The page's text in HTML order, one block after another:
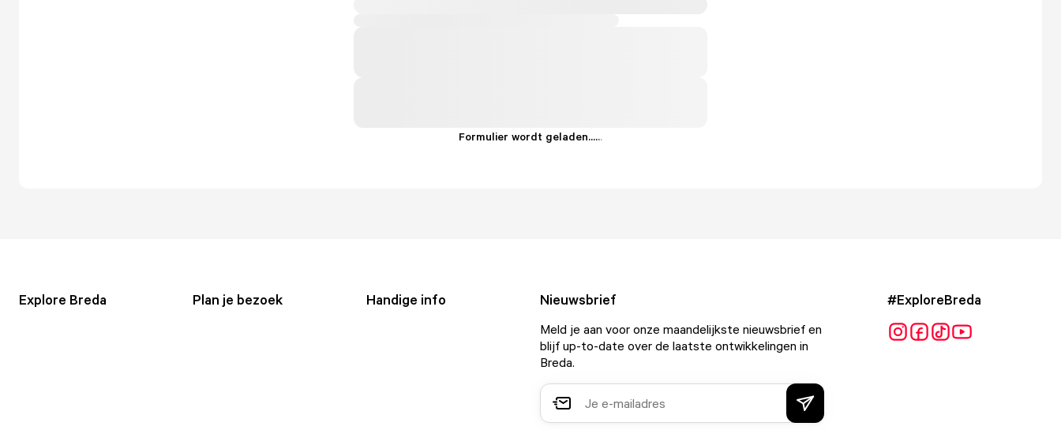
Formulier wordt geladen......
Explore Breda Plan je bezoek Handige info Nieuwsbrief
Meld je aan voor onze maandelijkste nieuwsbrief en
blijf up-to-date over de laatste ontwikkelingen in
Breda.
#ExploreBreda